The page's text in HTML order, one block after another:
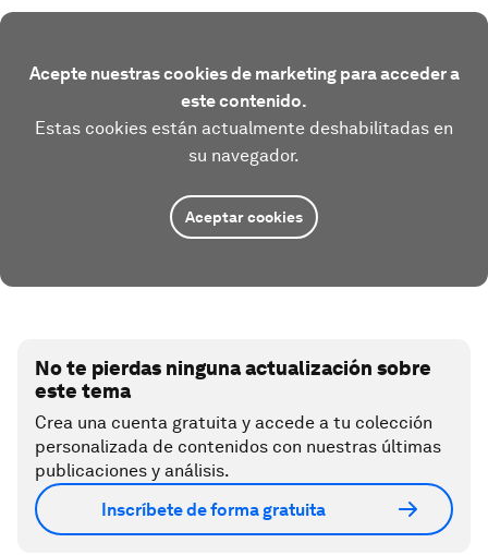
Acepte nuestras cookies de marketing para acceder a
este contenido.
Estas cookies están actualmente deshabilitadas en
su navegador.
Aceptar cookies
No te pierdas ninguna actualización sobre
este tema
Crea una cuenta gratuita y accede a tu colección
personalizada de contenidos con nuestras últimas
publicaciones y análisis.
Inscríbete de forma gratuita